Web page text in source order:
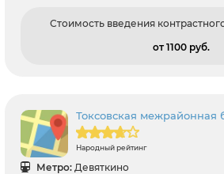
Стоимость введения
от 1100 pуб.
Токсовская межрайонная
Народный рейтинг
Метро: Девяткино